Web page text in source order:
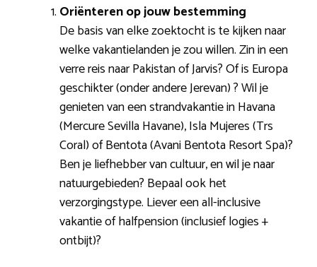
Oriënteren op jouw bestemming
De basis van elke zoektocht is te kijken naar
welke vakantielanden je zou willen. Zin in een
verre reis naar Pakistan of Jarvis? Of is Europa
geschikter (onder andere Jerevan) ? Wil je
genieten van een strandvakantie in Havana
(Mercure Sevilla Havane), Isla Mujeres (Trs
Coral) of Bentota (Avani Bentota Resort Spa)?
Ben je liefhebber van cultuur, en wil je naar
natuurgebieden? Bepaal ook het
verzorgingstype. Liever een all-inclusive
vakantie of halfpension (inclusief logies +
ontbijt)?